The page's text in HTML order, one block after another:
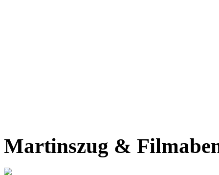
Martinszug &